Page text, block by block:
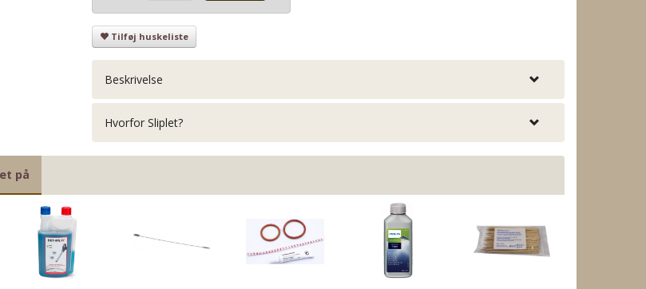
Tilføj huskeliste
Beskrivelse
Hvorfor Sliplet?
på